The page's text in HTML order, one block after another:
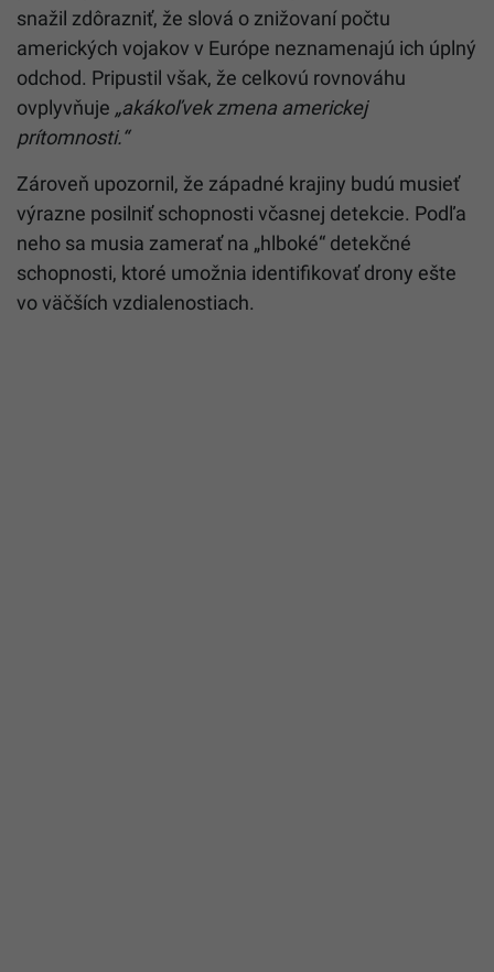
snažil zdôrazniť, že slová o znižovaní počtu
amerických vojakov v Európe neznamenajú ich úplný
odchod. Pripustil však, že celkovú rovnováhu
ovplyvňuje „akákoľvek zmena americkej
prítomnosti.“
Zároveň upozornil, že západné krajiny budú musieť
výrazne posilniť schopnosti včasnej detekcie. Podľa
neho sa musia zamerať na „hlboké“ detekčné
schopnosti, ktoré umožnia identifikovať drony ešte
vo väčších vzdialenostiach.